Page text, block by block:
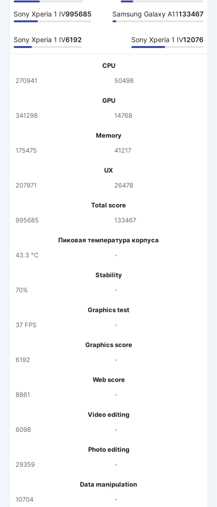
Sony Xperia 1 IV995685 Samsung Galaxy A11133467
Sony Xperia 1 IV6192 Sony Xperia 1 IV12076
CPU
270941
50498
GPU
341298
14768
Memory
175475
41217
UX
207971
26478
Total score
995685
133467
Пиковая температура корпуса
43.3 °C
-
Stability
70%
-
Graphics test
37 FPS
-
Graphics score
6192
-
Web score
8861
-
Video editing
6098
-
Photo editing
29359
-
Data manipulation
10704
-